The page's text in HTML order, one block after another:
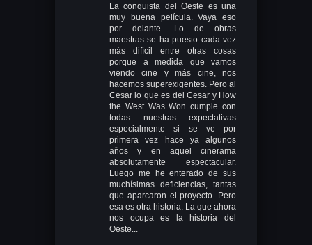
La conquista del Oeste es una
muy buena película. Vaya eso
por delante. Lo de obras
maestras se ha puesto cada vez
más difícil entre otras cosas
porque a medida que vamos
viendo cine y más cine, nos
hacemos superexigentes. Pero al
Cesar lo que es del Cesar y How
the West Was Won cumple con
todas nuestras expectativas
especialmente si se ve por
primera vez hace ya algunos
años y en aquel cinerama
absolutamente espectacular.
Luego me he enterado de sus
muchísimas deficiencias, tantas
que aparcaron el proyecto. Pero
esa es otra historia. La que ahora
nos ocupa es la historia del
Oeste...